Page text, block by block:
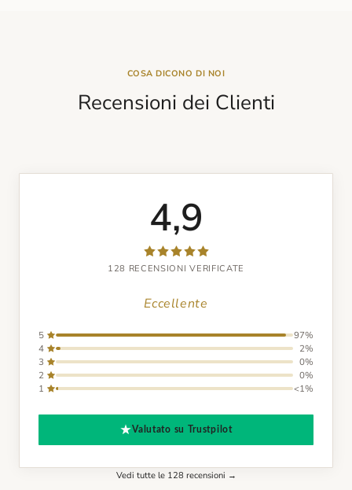
COSA DICONO DI NOI
Recensioni dei Clienti
4,9
128 RECENSIONI VERIFICATE
Eccellente
5
97%
4
2%
3
0%
2
0%
1
<1%
Valutato su Trustpilot
Vedi tutte le 128 recensioni →